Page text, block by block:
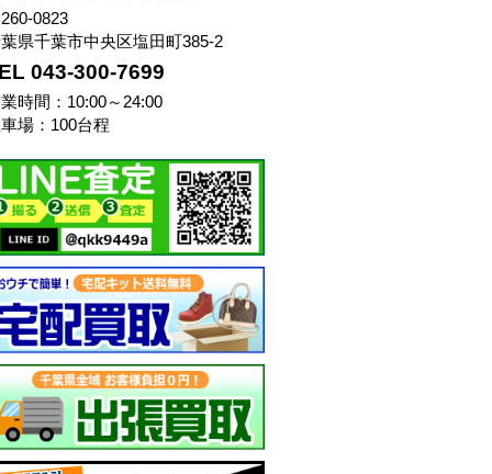
0823
県千葉市中央区塩田町385-2
043-300-7699
時間：10:00～24:00
場：100台程